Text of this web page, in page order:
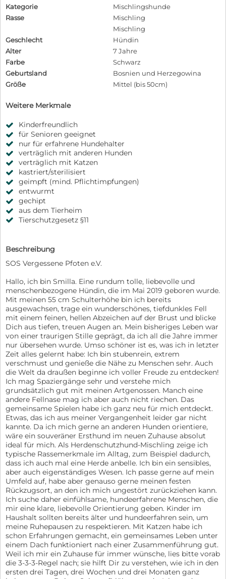
Kategorie
Mischlingshunde
Rasse
Mischling
Mischling
Geschlecht
Hündin
Alter
7 Jahre
Farbe
Schwarz
Geburtsland
Bosnien und Herzegowina
Größe
Mittel (bis 50cm)
Weitere Merkmale
Kinderfreundlich
für Senioren geeignet
nur für erfahrene Hundehalter
verträglich mit anderen Hunden
verträglich mit Katzen
kastriert/sterilisiert
geimpft (mind. Pflichtimpfungen)
entwurmt
gechipt
aus dem Tierheim
Tierschutzgesetz §11
Beschreibung
SOS Vergessene Pfoten e.V.
Hallo, ich bin Smilla. Eine rundum tolle, liebevolle und
menschenbezogene Hündin, die im Mai 2019 geboren wurde.
Mit meinen 55 cm Schulterhöhe bin ich bereits
ausgewachsen, trage ein wunderschönes, tiefdunkles Fell
mit einem feinen, hellen Abzeichen auf der Brust und blicke
Dich aus tiefen, treuen Augen an. Mein bisheriges Leben war
von einer traurigen Stille geprägt, da ich all die Jahre immer
nur übersehen wurde. Umso schöner ist es, was ich in letzter
Zeit alles gelernt habe: Ich bin stubenrein, extrem
verschmust und genieße die Nähe zu Menschen sehr. Auch
die Welt da draußen beginne ich voller Freude zu entdecken!
Ich mag Spaziergänge sehr und verstehe mich
grundsätzlich gut mit meinen Artgenossen. Manch eine
andere Fellnase mag ich aber auch nicht riechen. Das
gemeinsame Spielen habe ich ganz neu für mich entdeckt.
Etwas, das ich aus meiner Vergangenheit leider gar nicht
kannte. Da ich mich gerne an anderen Hunden orientiere,
wäre ein souveräner Ersthund im neuen Zuhause absolut
ideal für mich. Als Herdenschutzhund-Mischling zeige ich
typische Rassemerkmale im Alltag, zum Beispiel dadurch,
dass ich auch mal eine Herde anbelle. Ich bin ein sensibles,
aber auch eigenständiges Wesen. Ich passe gerne auf mein
Umfeld auf, habe aber genauso gerne meinen festen
Rückzugsort, an den ich mich ungestört zurückziehen kann.
Ich suche daher einfühlsame, hundeerfahrene Menschen, die
mir eine klare, liebevolle Orientierung geben. Kinder im
Haushalt sollten bereits älter und hundeerfahren sein, um
meine Ruhepausen zu respektieren. Mit Katzen habe ich
schon Erfahrungen gemacht, ein gemeinsames Leben unter
einem Dach funktioniert nach einer Zusammenführung gut.
Weil ich mir ein Zuhause für immer wünsche, lies bitte vorab
die 3-3-3-Regel nach; sie hilft Dir zu verstehen, wie ich in den
ersten drei Tagen, drei Wochen und drei Monaten ganz